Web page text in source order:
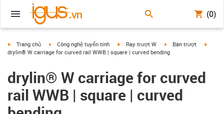
(0)
igus-icon-arrow-right
Trang chủ igus-icon-arrow-right
Công nghệ tuyến tính igus-icon-arrow-right
Ray trượt W igus-icon-arrow-right
Bàn trượt
igus-
drylin® W carriage for curved rail WWB | square | curved bending
drylin® W carriage for curved
rail WWB | square | curved